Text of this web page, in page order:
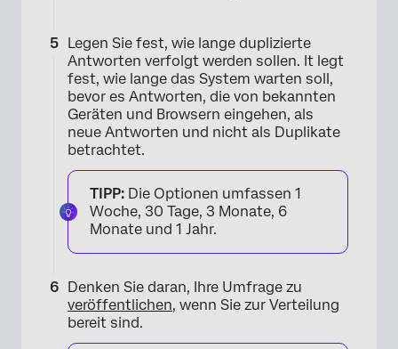
×
Legen Sie fest, wie lange duplizierte
Antworten verfolgt werden sollen. It legt
fest, wie lange das System warten soll,
bevor es Antworten, die von bekannten
Geräten und Browsern eingehen, als
neue Antworten und nicht als Duplikate
betrachtet.
TIPP: Die Optionen umfassen 1
Woche, 30 Tage, 3 Monate, 6
Monate und 1 Jahr.
Denken Sie daran, Ihre Umfrage zu
veröffentlichen, wenn Sie zur Verteilung
bereit sind.